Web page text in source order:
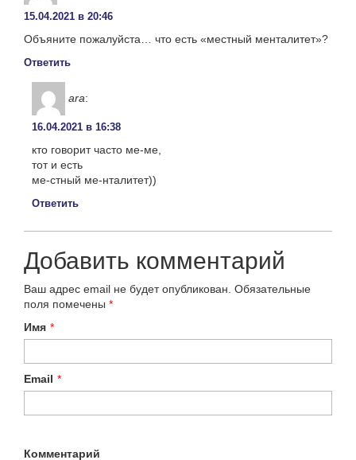
15.04.2021 в 20:46
Объяните пожалуйста… что есть «местный менталитет»?
Ответить
ara:
16.04.2021 в 16:38
кто говорит часто ме-ме,
тот и есть
ме-стный ме-нталитет))
Ответить
Добавить комментарий
Ваш адрес email не будет опубликован. Обязательные
поля помечены *
Имя *
Email *
Комментарий